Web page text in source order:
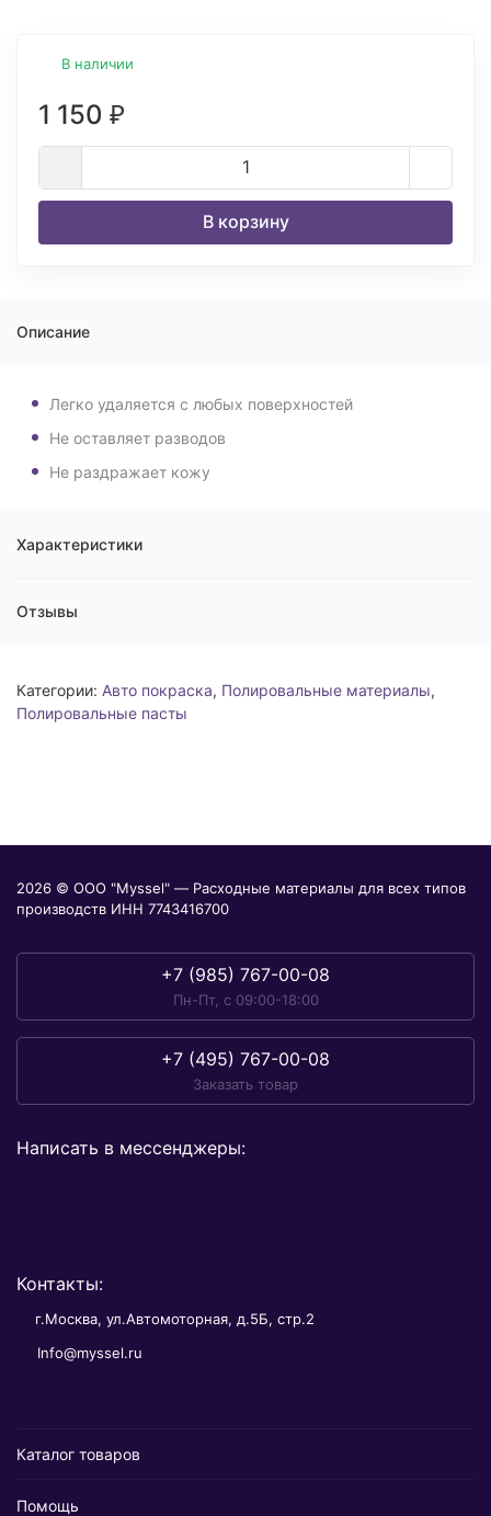
В наличии
1 150 ₽
В корзину
Описание
Легко удаляется с любых поверхностей
Не оставляет разводов
Не раздражает кожу
Характеристики
Отзывы
Категории: Авто покраска, Полировальные материалы,
Полировальные пасты
2026 © ООО "Myssel" — Расходные материалы для всех типов
производств ИНН 7743416700
+7 (985) 767-00-08
Пн-Пт, с 09:00-18:00
+7 (495) 767-00-08
Заказать товар
Написать в мессенджеры:
Контакты:
г.Москва, ул.Автомоторная, д.5Б, стр.2
Info@myssel.ru
Каталог товаров
Помощь